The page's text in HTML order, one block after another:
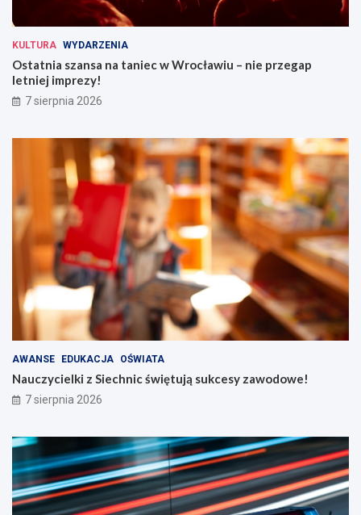
KULTURA WYDARZENIA
Ostatnia szansa na taniec w Wrocławiu – nie przegap
letniej imprezy!
7 sierpnia 2026
AWANSE EDUKACJA OŚWIATA
Nauczycielki z Siechnic świętują sukcesy zawodowe!
7 sierpnia 2026